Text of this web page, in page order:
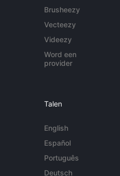
Brusheezy
Vecteezy
Videezy
Word een
provider
Talen
English
Español
Português
Deutsch